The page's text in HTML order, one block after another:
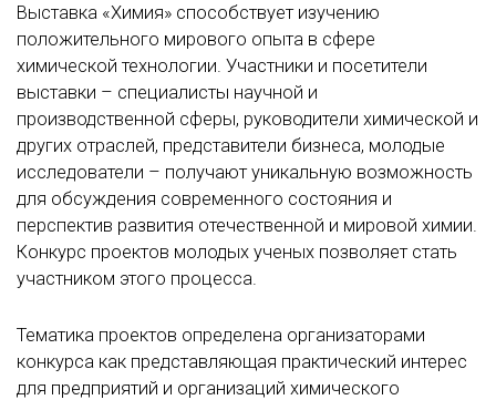
Выставка «Химия» способствует изучению
положительного мирового опыта в сфере
химической технологии. Участники и посетители
выставки – специалисты научной и
производственной сферы, руководители химической и
других отраслей, представители бизнеса, молодые
исследователи – получают уникальную возможность
для обсуждения современного состояния и
перспектив развития отечественной и мировой химии.
Конкурс проектов молодых ученых позволяет стать
участником этого процесса.
Тематика проектов определена организаторами
конкурса как представляющая практический интерес
для предприятий и организаций химического